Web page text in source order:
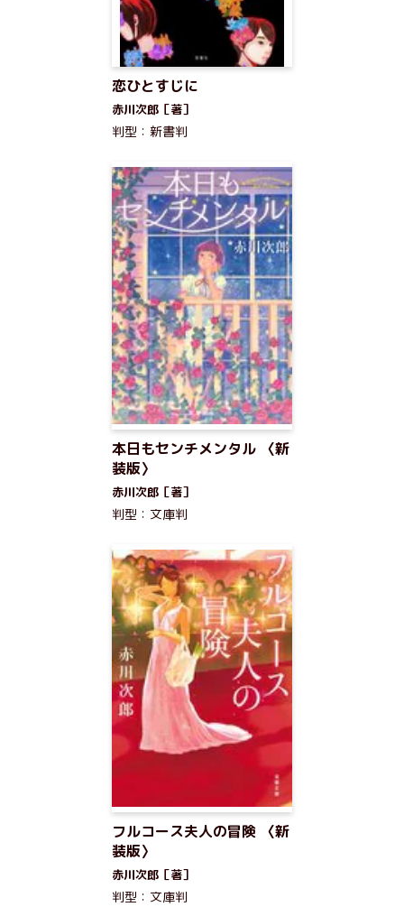
恋ひとすじに
赤川次郎［著］
判型：新書判
本日もセンチメンタル 〈新
装版〉
赤川次郎［著］
判型：文庫判
フルコース夫人の冒険 〈新
装版〉
赤川次郎［著］
判型：文庫判